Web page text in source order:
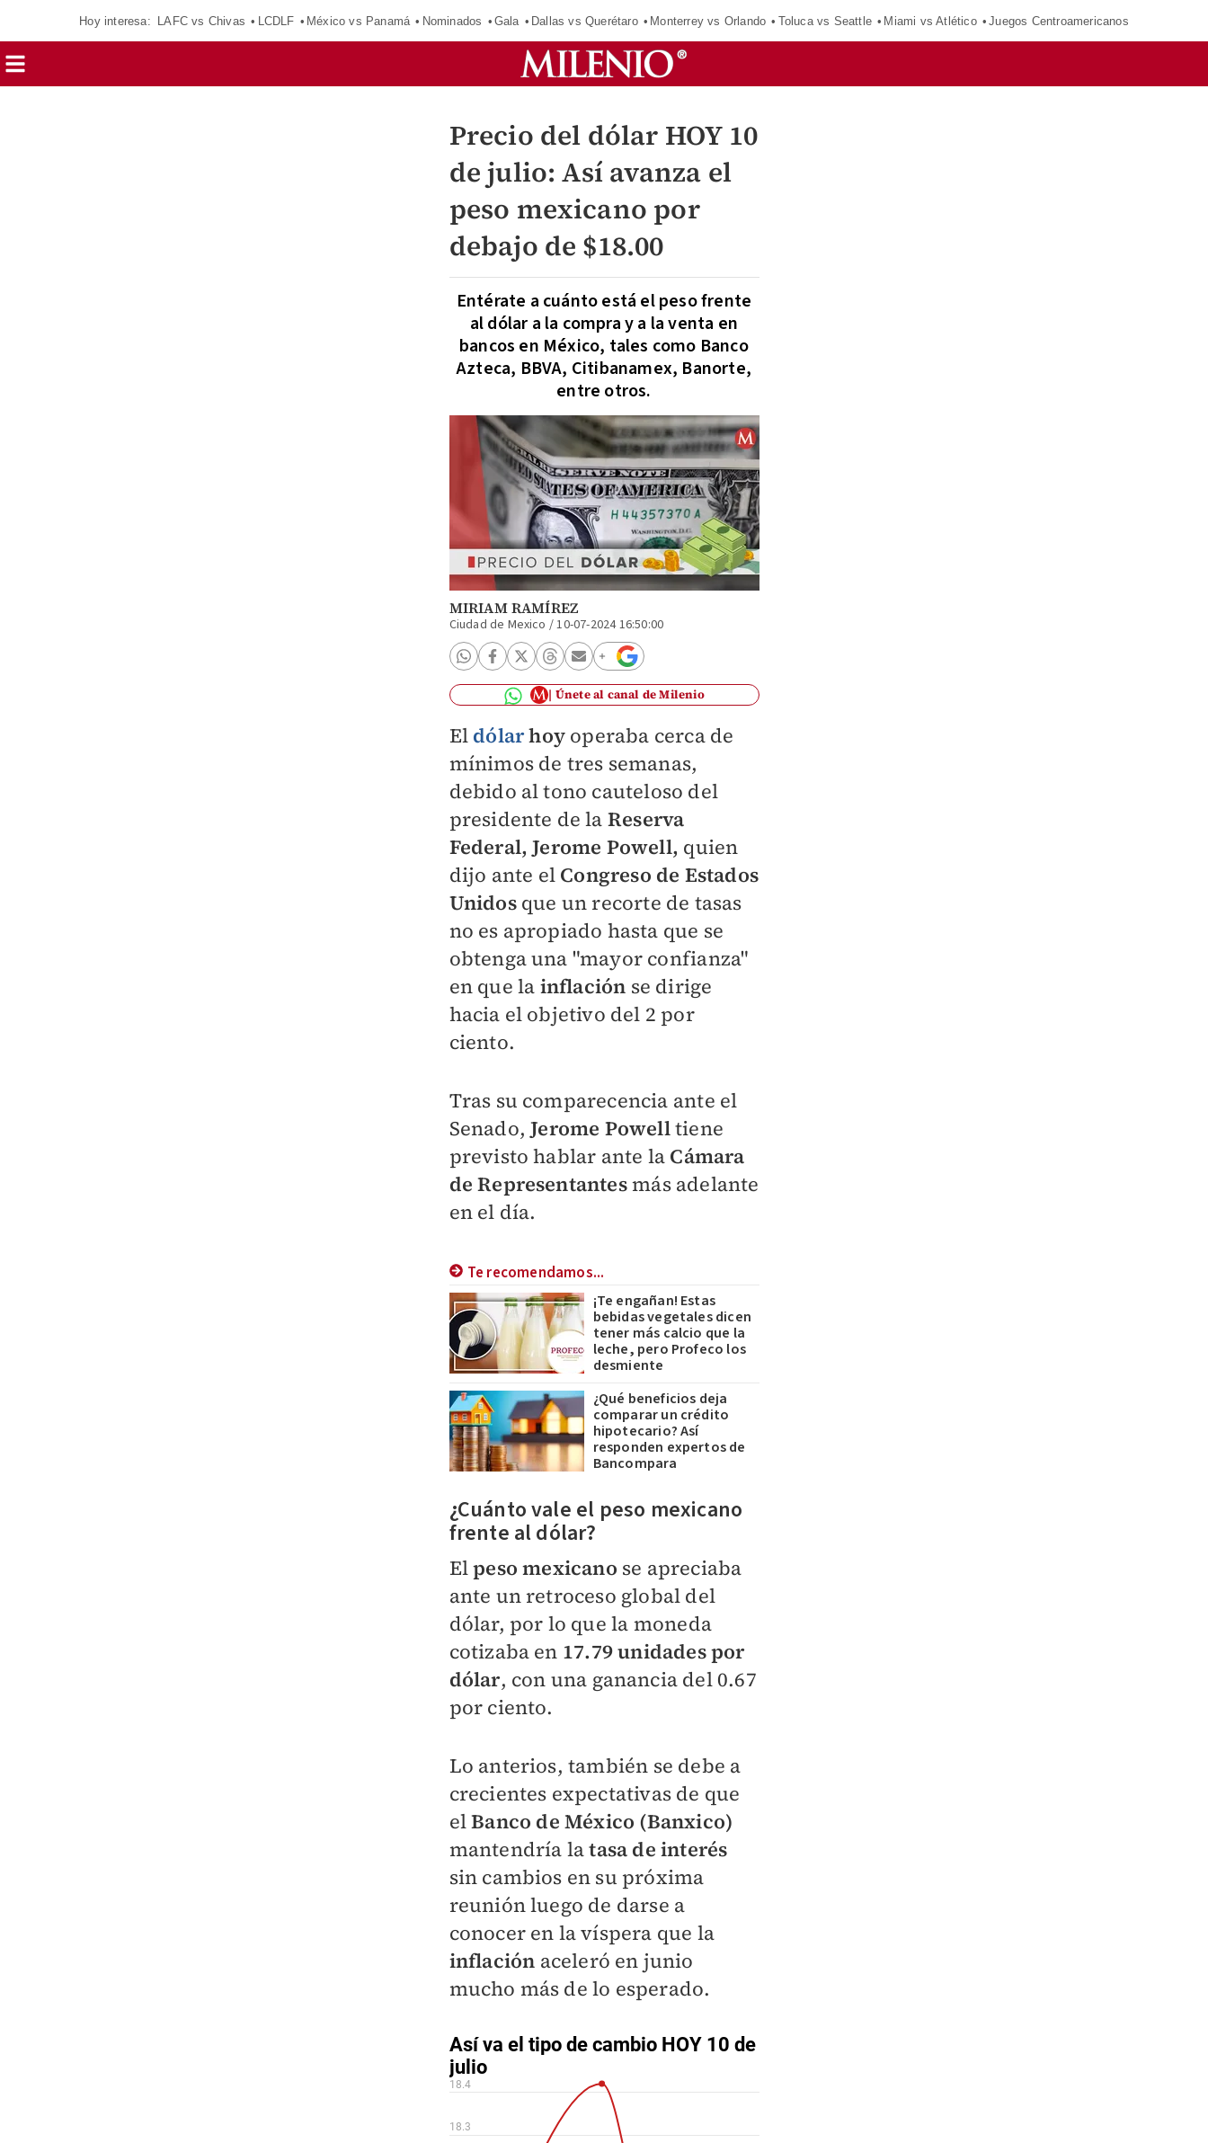
Hoy interesa: LAFC vs Chivas LCDLF México vs Panamá Nominados Gala Dallas vs Querétaro Monterrey vs Orlando Toluca vs Seattle Miami vs Atlético Juegos Centroamericanos
Precio del dólar HOY 10
de julio: Así avanza el
peso mexicano por
debajo de $18.00
Entérate a cuánto está el peso frente
al dólar a la compra y a la venta en
bancos en México, tales como Banco
Azteca, BBVA, Citibanamex, Banorte,
entre otros.
MIRIAM RAMÍREZ
Ciudad de Mexico /10-07-2024 16:50:00
Únete al canal de Milenio
El dólarhoy operaba cerca de
mínimos de tres semanas,
debido al tono cauteloso del
presidente de la Reserva
Federal, Jerome Powell, quien
dijo ante el Congreso de Estados
Unidosque un recorte de tasas
no es apropiado hasta que se
obtenga una "mayor confianza"
en que la inflación se dirige
hacia el objetivo del 2 por
ciento.
Tras su comparecencia ante el
Senado,Jerome Powelltiene
previsto hablar ante la Cámara
de Representantesmás adelante
en el día.
Te recomendamos...
¡Te engañan! Estas
bebidas vegetales dicen
tener más calcio que la
leche, pero Profeco los
desmiente
¿Qué beneficios deja
comparar un crédito
hipotecario? Así
responden expertos de
Bancompara
¿Cuánto vale el peso mexicano
frente al dólar?
Elpeso mexicano se apreciaba
ante un retroceso global del
dólar, por lo que la moneda
cotizaba en 17.79 unidades por
dólar, con una ganancia del 0.67
por ciento.
Lo anterios, también se debe a
crecientes expectativas de que
elBanco de México (Banxico)
mantendría latasa de interés
sin cambios en su próxima
reunión luego de darse a
conocer en la víspera que la
inflación aceleró en junio
mucho más de lo esperado.